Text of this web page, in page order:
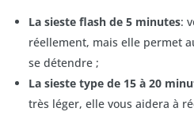
La sieste flash de 5 minutes:
réellement, mais elle permet
se détendre ;
La sieste type de 15 à 20
très léger, elle vous aidera à